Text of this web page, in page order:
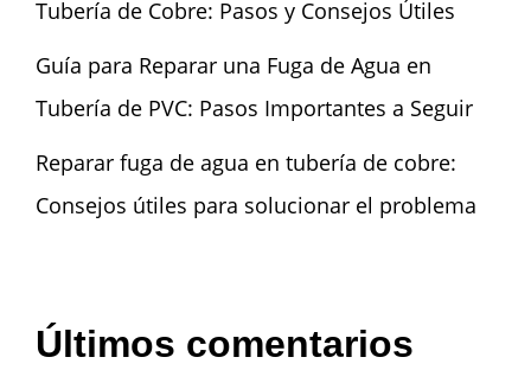
Tubería de Cobre: Pasos y Consejos Útiles
Guía para Reparar una Fuga de Agua en
Tubería de PVC: Pasos Importantes a Seguir
Reparar fuga de agua en tubería de cobre:
Consejos útiles para solucionar el problema
Últimos comentarios